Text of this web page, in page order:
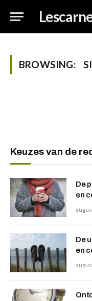
BROWSING:
Keuzes van de
De
en
De
en